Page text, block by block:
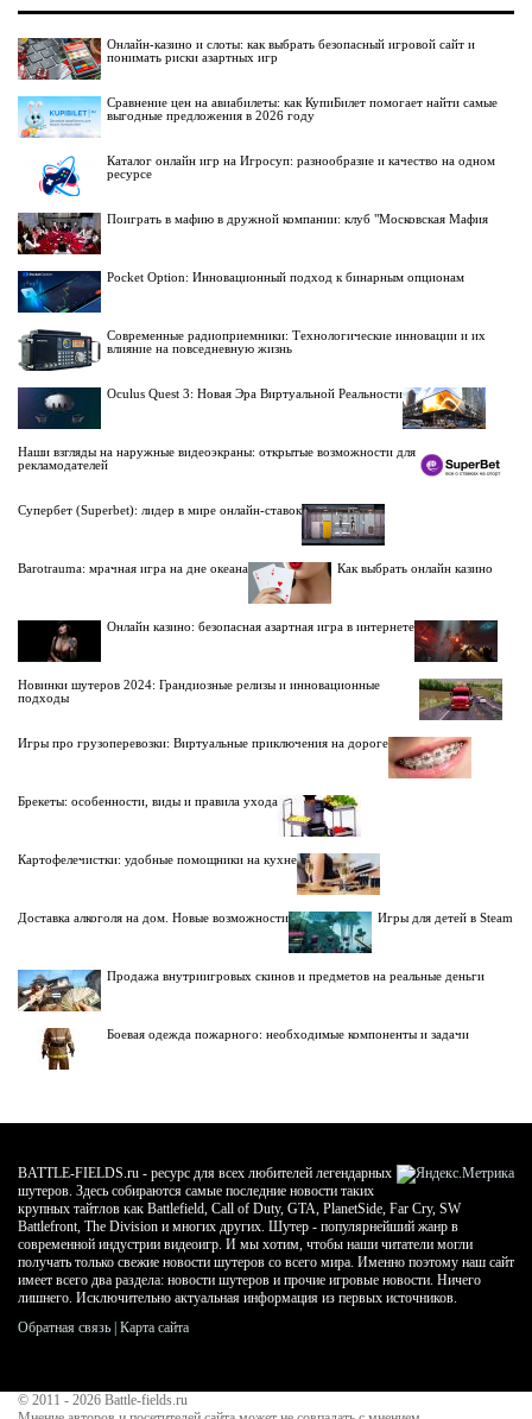
Онлайн-казино и слоты: как выбрать безопасный игровой сайт и
понимать риски азартных игр
Сравнение цен на авиабилеты: как КупиБилет помогает найти самые
выгодные предложения в 2026 году
Каталог онлайн игр на Игросуп: разнообразие и качество на одном
ресурсе
Поиграть в мафию в дружной компании: клуб "Московская Мафия
Pocket Option: Инновационный подход к бинарным опционам
Современные радиоприемники: Технологические инновации и их
влияние на повседневную жизнь
Oculus Quest 3: Новая Эра Виртуальной Реальности
Наши взгляды на наружные видеоэкраны: открытые возможности для
рекламодателей
Супербет (Superbet): лидер в мире онлайн-ставок
Barotrauma: мрачная игра на дне океана Как выбрать онлайн казино
Онлайн казино: безопасная азартная игра в интернете
Новинки шутеров 2024: Грандиозные релизы и инновационные
подходы
Игры про грузоперевозки: Виртуальные приключения на дороге
Брекеты: особенности, виды и правила ухода
Картофелечистки: удобные помощники на кухне
Доставка алкоголя на дом. Новые возможности Игры для детей в Steam
Продажа внутриигровых скинов и предметов на реальные деньги
Боевая одежда пожарного: необходимые компоненты и задачи
BATTLE-FIELDS.ru - ресурс для всех любителей легендарных
шутеров. Здесь собираются самые последние новости таких
крупных тайтлов как Battlefield, Call of Duty, GTA, PlanetSide, Far Cry, SW
Battlefront, The Division и многих других. Шутер - популярнейший жанр в
современной индустрии видеоигр. И мы хотим, чтобы наши читатели могли
получать только свежие новости шутеров со всего мира. Именно поэтому наш сайт
имеет всего два раздела: новости шутеров и прочие игровые новости. Ничего
лишнего. Исключительно актуальная информация из первых источников.
Обратная связь | Карта сайта
© 2011 - 2026 Battle-fields.ru